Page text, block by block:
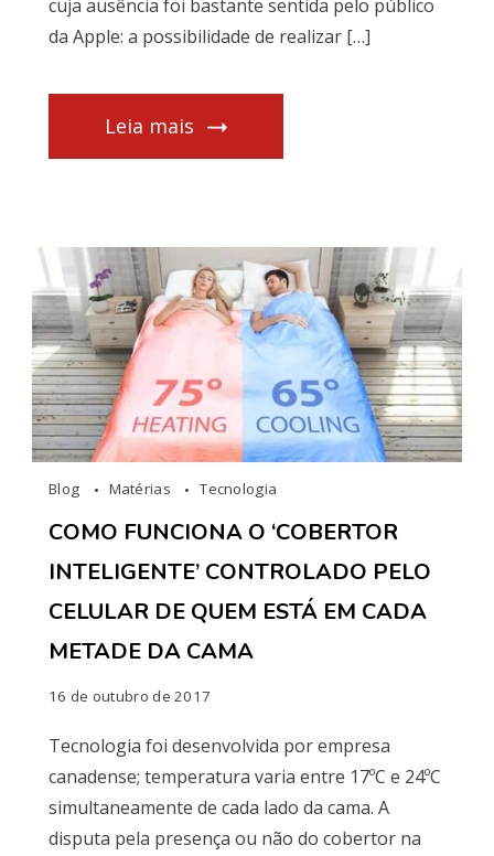
cuja ausência foi bastante sentida pelo público
da Apple: a possibilidade de realizar […]
Leia mais
Blog Matérias Tecnologia
COMO FUNCIONA O ‘COBERTOR
INTELIGENTE’ CONTROLADO PELO
CELULAR DE QUEM ESTÁ EM CADA
METADE DA CAMA
16 de outubro de 2017
Tecnologia foi desenvolvida por empresa
canadense; temperatura varia entre 17ºC e 24ºC
simultaneamente de cada lado da cama. A
disputa pela presença ou não do cobertor na